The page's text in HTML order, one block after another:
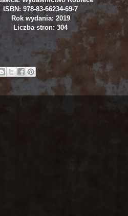
ISBN: 978-83-66234-69-7
Rok wydania: 2019
Liczba stron: 304